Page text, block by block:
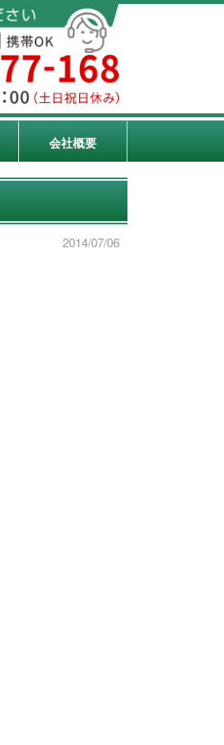
会社概要
2014/07/06